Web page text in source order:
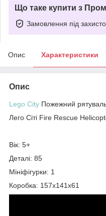
Що таке купити з
Замовлення під
Опис Характеристики
Опис
Lego City Пожежний
Лего Сіті Fire Rescue
Вік: 5+
Деталі: 85
Мініфігурки: 1
Коробка: 157х141х61